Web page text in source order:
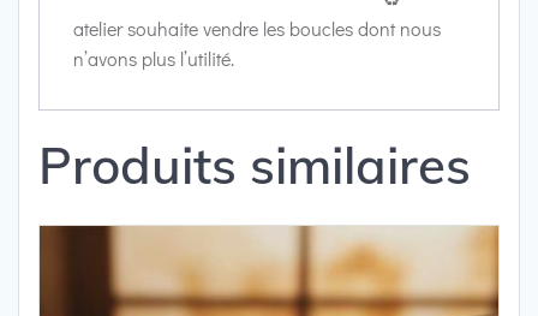
atelier souhaite vendre les boucles dont nous
n’avons plus l’utilité.
Produits similaires